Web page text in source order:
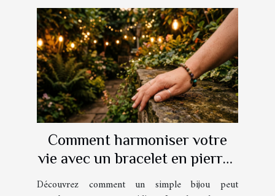
Comment harmoniser votre
vie avec un bracelet en pierres
naturelles ?
Découvrez comment un simple bijou peut